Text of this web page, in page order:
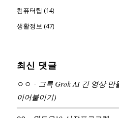
컴퓨터팁 (14)
생활정보 (47)
최신 댓글
ㅇㅇ - 그록 Grok AI 긴 영상 만
이어붙이기)